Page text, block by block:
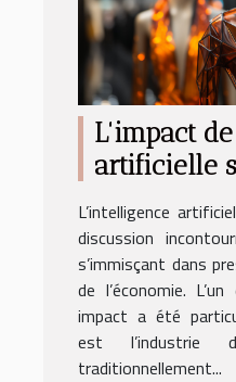
L'impact
artificielle
L’intelligence
discussion
s’immisçant dans
de l’économie.
impact a été
est
traditionnellement...